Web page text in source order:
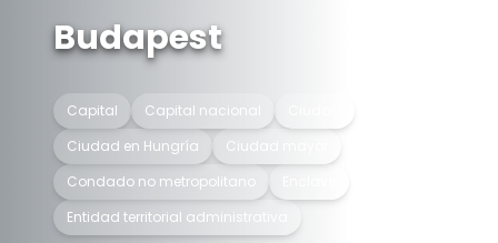
Budapest
Capital Capital nacional
Ciudad en Hungría
Ciudad mayor
Condado no metropolitano
Entidad territorial administrativa